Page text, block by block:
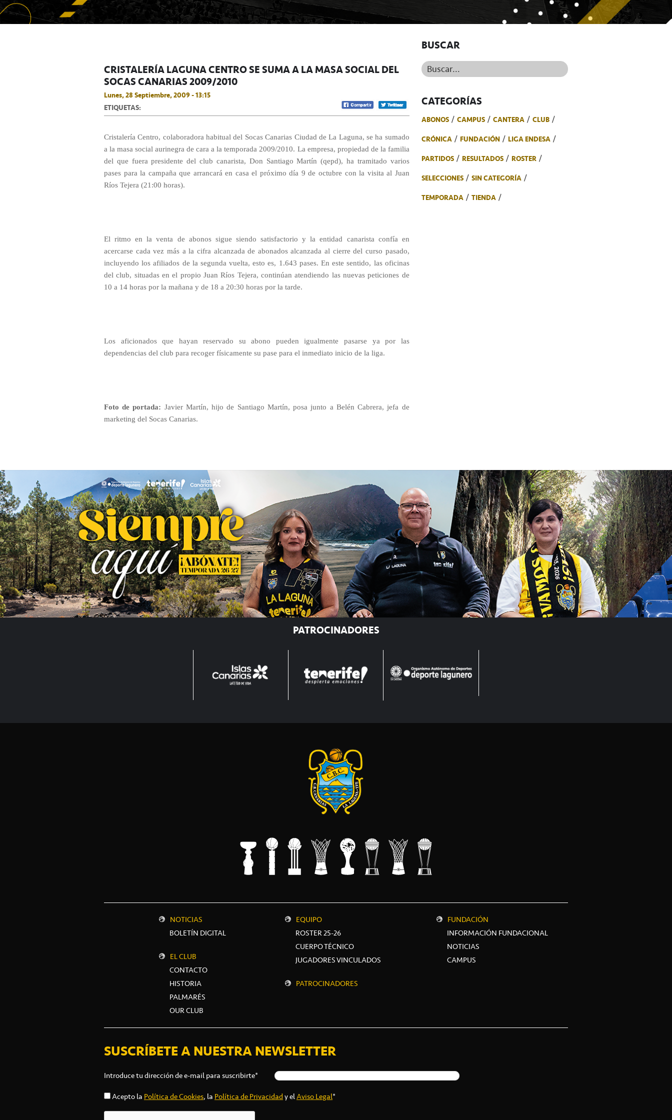
CRISTALERÍA LAGUNA CENTRO SE SUMA A LA MASA SOCIAL DEL
SOCAS CANARIAS 2009/2010
Lunes, 28 Septiembre, 2009 - 13:15
ETIQUETAS:
Cristalería Centro, colaboradora habitual del Socas Canarias Ciudad de La Laguna, se ha sumado
a la masa social aurinegra de cara a la temporada 2009/2010. La empresa, propiedad de la familia
del que fuera presidente del club canarista, Don Santiago Martín (qepd), ha tramitado varios
pases para la campaña que arrancará en casa el próximo día 9 de octubre con la visita al Juan
Ríos Tejera (21:00 horas).
El ritmo en la venta de abonos sigue siendo satisfactorio y la entidad canarista confía en
acercarse cada vez más a la cifra alcanzada de abonados alcanzada al cierre del curso pasado,
incluyendo los afiliados de la segunda vuelta, esto es, 1.643 pases. En este sentido, las oficinas
del club, situadas en el propio Juan Ríos Tejera, continúan atendiendo las nuevas peticiones de
10 a 14 horas por la mañana y de 18 a 20:30 horas por la tarde.
Los aficionados que hayan reservado su abono pueden igualmente pasarse ya por las
dependencias del club para recoger físicamente su pase para el inmediato inicio de la liga.
Foto de portada: Javier Martín, hijo de Santiago Martín, posa junto a Belén Cabrera, jefa de
marketing del Socas Canarias.
BUSCAR
Buscar...
CATEGORÍAS
ABONOS CAMPUS CANTERA
CLUB
CRÓNICA
FUNDACIÓN
LIGA ENDESA
PARTIDOS
RESULTADOS
ROSTER
SELECCIONES
SIN CATEGORÍA
TEMPORADA
TIENDA
PATROCINADORES
NOTICIAS
BOLETÍN DIGITAL
EL CLUB
CONTACTO
HISTORIA
PALMARÉS
OUR CLUB
EQUIPO
ROSTER 25-26
CUERPO TÉCNICO
JUGADORES VINCULADOS
PATROCINADORES
FUNDACIÓN
INFORMACIÓN FUNDACIONAL
NOTICIAS
CAMPUS
SUSCRÍBETE A NUESTRA NEWSLETTER
Introduce tu dirección de e-mail para suscribirte*
Acepto la Política de Cookies, la Política de Privacidady elAviso Legal*